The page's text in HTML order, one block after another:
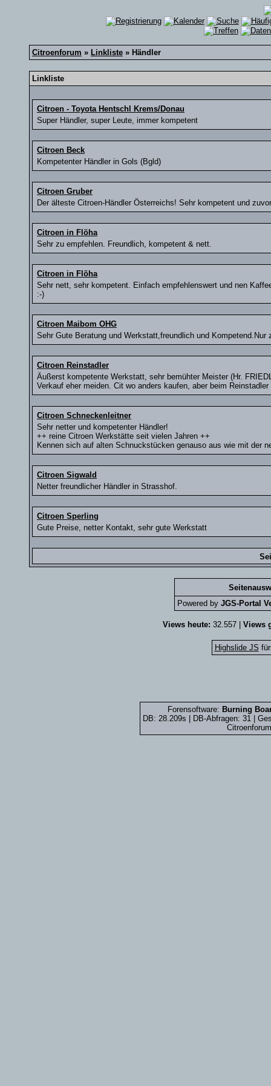
Citroenforum » Linkliste » Händler
Linkliste
Citroen - Toyota Hentschl Krems/Donau
Super Händler, super Leute, immer kompetent
Citroen Beck
Kompetenter Händler in Gols (Bgld)
Citroen Gruber
Der älteste Citroen-Händler Österreichs! Sehr kompetent und
Citroen in Flöha
Sehr zu empfehlen. Freundlich, kompetent & nett.
Citroen in Flöha
Sehr nett, sehr kompetent. Einfach empfehlenswert und nen
:-)
Citroen Maibom OHG
Sehr Gute Beratung und Werkstatt,freundlich und Kompetend.Nur
Citroen Reinstadler
Äußerst kompetente Werkstatt, sehr bemühter Meister (Hr.
Verkauf eher meiden. Cit wo anders kaufen, aber beim
Citroen Schneckenleitner
Sehr netter und kompetenter Händler!
++ reine Citroen Werkstätte seit vielen Jahren ++
Kennen sich auf alten Schnuckstücken genauso aus wie mit der
Citroen Sigwald
Netter freundlicher Händler in Strasshof.
Citroen Sperling
Gute Preise, netter Kontakt, sehr gute Werkstatt
Powered by JGS-Portal
Views heute: 32.557 | Views
Highslide JS
Forensoftware: Burning
DB: 28.209s | DB-Abfragen: 31 |